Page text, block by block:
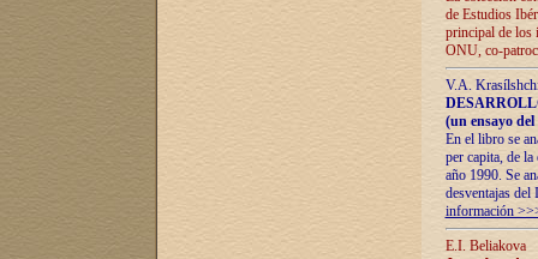
de Estudios
principal de los
ONU, co-
V.A.
(un ensayo
En el libro se
per capita, de
año 1990. Se
desventajas
información
E.I. Beliakova